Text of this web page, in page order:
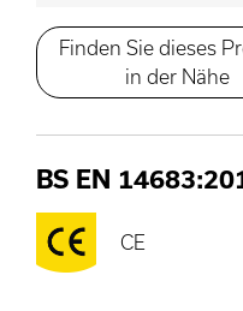
Finden Sie dieses
in der Nähe
BS EN
CE